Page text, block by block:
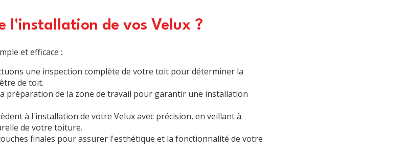
l'installation de vos Velux ?
et efficace :
une inspection complète de votre toit pour déterminer la
de toit.
préparation de la zone de travail pour garantir une installation
à l'installation de votre Velux avec précision, en veillant à
de votre toiture.
finales pour assurer l'esthétique et la fonctionnalité de votre